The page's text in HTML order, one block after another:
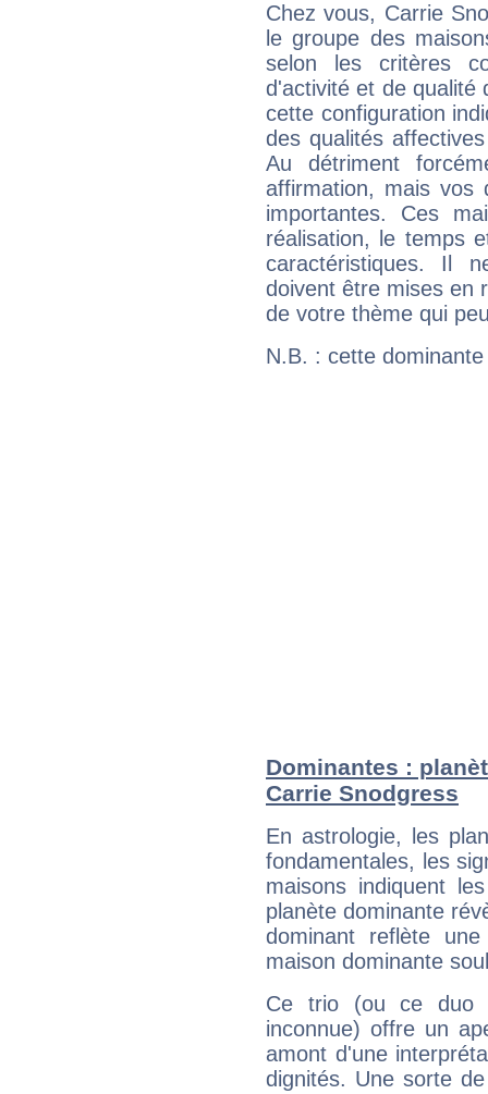
Chez vous, Carrie
le groupe des
selon les critères
d'activité et de qualité
cette configuration
des qualités
Au détriment
affirmation, mais
importantes. Ces
réalisation, le temps
caractéristiques. Il
doivent être mises en
de votre thème qui
N.B. : cette
Dominantes :
Carrie Snodgress
En astrologie, les
fondamentales, les
maisons indiquent
planète dominante
dominant reflète
maison dominante
Ce trio (ou ce duo
inconnue) offre un
amont d'une
dignités. Une sorte